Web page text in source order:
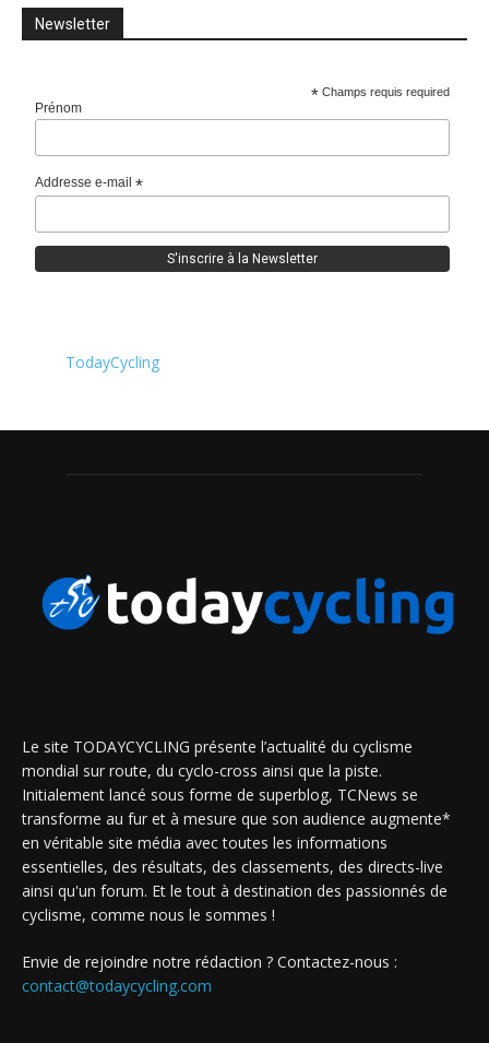
Newsletter
* Champs requis required
Prénom
Addresse e-mail*
TodayCycling
Le site TODAYCYCLING présente l’actualité du cyclisme
mondial sur route, du cyclo-cross ainsi que la piste.
Initialement lancé sous forme de superblog, TCNews se
transforme au fur et à mesure que son audience augmente*
en véritable site média avec toutes les informations
essentielles, des résultats, des classements, des directs-live
ainsi qu'un forum. Et le tout à destination des passionnés de
cyclisme, comme nous le sommes !
Envie de rejoindre notre rédaction ? Contactez-nous :
contact@todaycycling.com